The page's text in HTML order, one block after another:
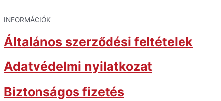
INFORMÁCIÓK
Általános szerződési feltételek
Adatvédelmi nyilatkozat
Biztonságos fizetés